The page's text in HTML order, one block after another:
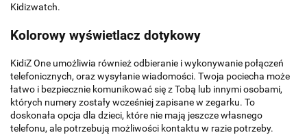
Kidizwatch.
Kolorowy wyświetlacz dotykowy
KidiZ One umożliwia również odbieranie i wykonywanie połączeń
telefonicznych, oraz wysyłanie wiadomości. Twoja pociecha może
łatwo i bezpiecznie komunikować się z Tobą lub innymi osobami,
których numery zostały wcześniej zapisane w zegarku. To
doskonała opcja dla dzieci, które nie mają jeszcze własnego
telefonu, ale potrzebują możliwości kontaktu w razie potrzeby.